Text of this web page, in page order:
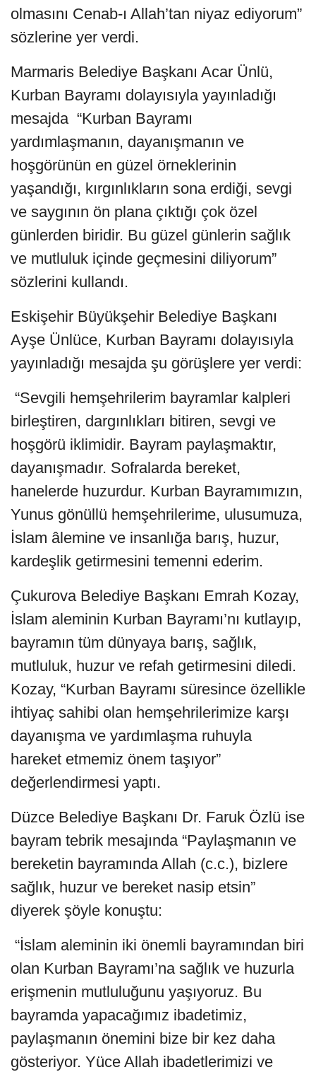
olmasını Cenab-ı Allah’tan niyaz ediyorum”
sözlerine yer verdi.
Marmaris Belediye Başkanı Acar Ünlü,
Kurban Bayramı dolayısıyla yayınladığı
mesajda “Kurban Bayramı
yardımlaşmanın, dayanışmanın ve
hoşgörünün en güzel örneklerinin
yaşandığı, kırgınlıkların sona erdiği, sevgi
ve saygının ön plana çıktığı çok özel
günlerden biridir. Bu güzel günlerin sağlık
ve mutluluk içinde geçmesini diliyorum”
sözlerini kullandı.
Eskişehir Büyükşehir Belediye Başkanı
Ayşe Ünlüce, Kurban Bayramı dolayısıyla
yayınladığı mesajda şu görüşlere yer verdi:
“Sevgili hemşehrilerim bayramlar kalpleri
birleştiren, dargınlıkları bitiren, sevgi ve
hoşgörü iklimidir. Bayram paylaşmaktır,
dayanışmadır. Sofralarda bereket,
hanelerde huzurdur. Kurban Bayramımızın,
Yunus gönüllü hemşehrilerime, ulusumuza,
İslam âlemine ve insanlığa barış, huzur,
kardeşlik getirmesini temenni ederim.
Çukurova Belediye Başkanı Emrah Kozay,
İslam aleminin Kurban Bayramı’nı kutlayıp,
bayramın tüm dünyaya barış, sağlık,
mutluluk, huzur ve refah getirmesini diledi.
Kozay, “Kurban Bayramı süresince özellikle
ihtiyaç sahibi olan hemşehrilerimize karşı
dayanışma ve yardımlaşma ruhuyla
hareket etmemiz önem taşıyor”
değerlendirmesi yaptı.
Düzce Belediye Başkanı Dr. Faruk Özlü ise
bayram tebrik mesajında “Paylaşmanın ve
bereketin bayramında Allah (c.c.), bizlere
sağlık, huzur ve bereket nasip etsin”
diyerek şöyle konuştu:
“İslam aleminin iki önemli bayramından biri
olan Kurban Bayramı’na sağlık ve huzurla
erişmenin mutluluğunu yaşıyoruz. Bu
bayramda yapacağımız ibadetimiz,
paylaşmanın önemini bize bir kez daha
gösteriyor. Yüce Allah ibadetlerimizi ve